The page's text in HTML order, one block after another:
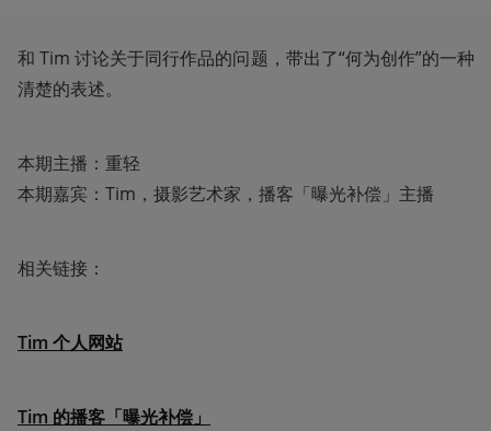
和 Tim 讨论关于同行作品的问题，带出了“何为创作”的一种
清楚的表述。
本期主播：重轻
本期嘉宾：Tim，摄影艺术家，播客「曝光补偿」主播
相关链接：
Tim 个人网站
Tim 的播客「曝光补偿」